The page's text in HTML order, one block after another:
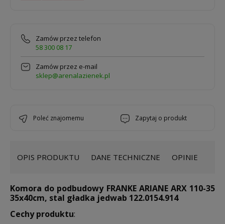
Zamów przez telefon
58 300 08 17
Zamów przez e-mail
sklep@arenalazienek.pl
poleć znajomemu zapytaj o produkt
OPIS PRODUKTU DANE TECHNICZNE OPINIE
Komora do podbudowy FRANKE ARIANE ARX 110-35
35x40cm, stal gładka jedwab 122.0154.914
Cechy produktu: